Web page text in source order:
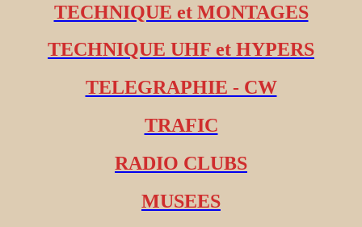
TECHNIQUE et MONTAGES
TECHNIQUE UHF et HYPERS
TELEGRAPHIE - CW
TRAFIC
RADIO CLUBS
MUSEES